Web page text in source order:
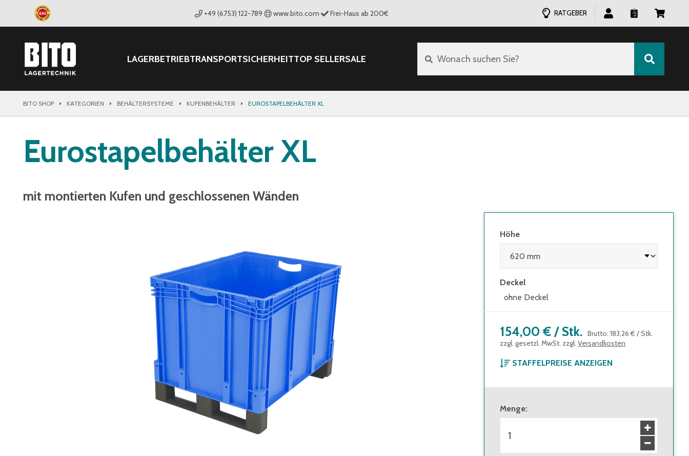
+49 (6753) 122-789 www.bito.com Frei-Haus ab 200€ RATGEBER
LAGERBETRIEBTRANSPORTSICHERHEITTOP SELLERSALE Wonach suchen Sie?
BITO SHOP KATEGORIEN BEHÄLTERSYSTEME KUFENBEHÄLTER EUROSTAPELBEHÄLTER XL
Eurostapelbehälter XL
mit montierten Kufen und geschlossenen Wänden
Höhe
Deckel
ohne Deckel
154,00 € / Stk. Brutto: 183,26 € /Stk.
zzgl. gesetzl. MwSt. zzgl. Versandkosten
STAFFELPREISE ANZEIGEN
ab 6 Stück
Menge: